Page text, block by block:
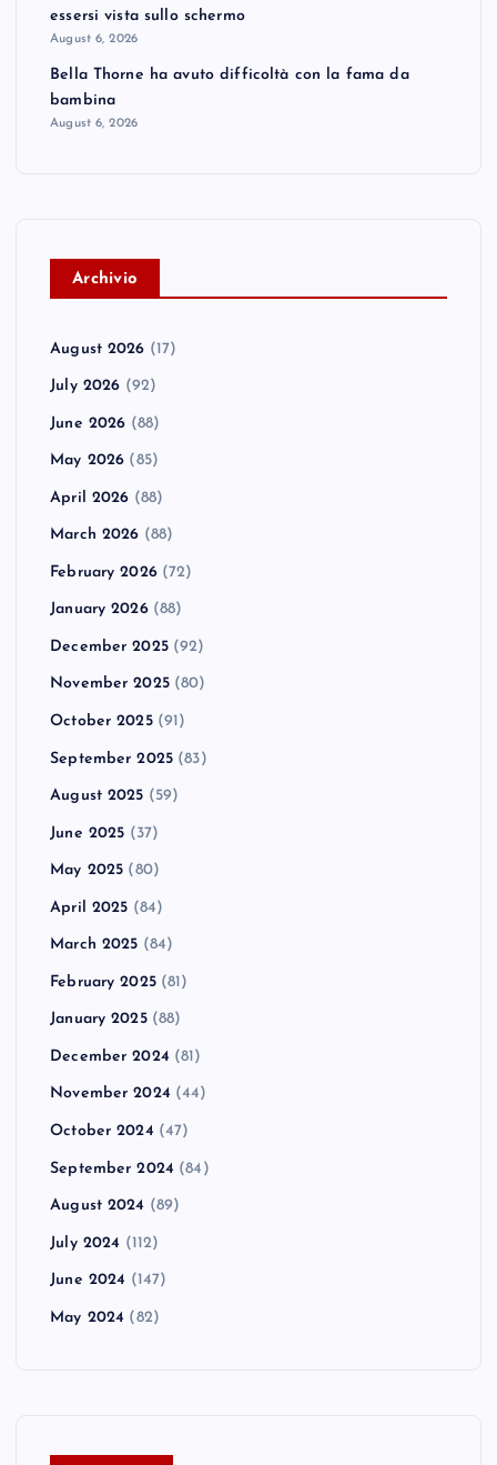
essersi vista sullo schermo
August 6, 2026
Bella Thorne ha avuto difficoltà con la fama da
bambina
August 6, 2026
Archivio
August 2026 (17)
July 2026 (92)
June 2026 (88)
May 2026 (85)
April 2026 (88)
March 2026 (88)
February 2026(72)
January 2026(88)
December 2025(92)
November 2025(80)
October 2025(91)
September 2025 (83)
August 2025 (59)
June 2025 (37)
May 2025 (80)
April 2025 (84)
March 2025 (84)
February 2025(81)
January 2025(88)
December 2024 (81)
November 2024 (44)
October 2024 (47)
September 2024 (84)
August 2024 (89)
July 2024 (112)
June 2024 (147)
May 2024 (82)